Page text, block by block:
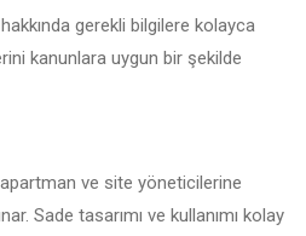
gerekli bilgilere kolayca
kanunlara uygun bir şekilde
ve site yöneticilerine
Sade tasarımı ve kullanımı kolay